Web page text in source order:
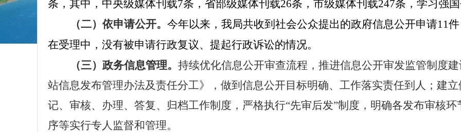
条，其中，中央级媒体刊载7条， 省部级媒体刊载26条，市级媒体刊载247条，学习强
（二）依申请公开。 今年以来，我局共收到社会公众提出的政府信息公开申请11
在受理中， 没有被申请行政复议、提起行政诉讼的情况。
（三）政务信息管理。 持续优化信息公开审查流程，推进信息公开审发监管制度
站信息发布管理办法及责任分工》， 做到信息公开目标明确、工作落实责任到人 ； 建立
记、审核、办理、答复、归档工作制度，严格执行“先审后发”制度，明确各发布审核
序等实行专人监督和管理。